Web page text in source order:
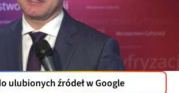
ulubionych źródeł w Google